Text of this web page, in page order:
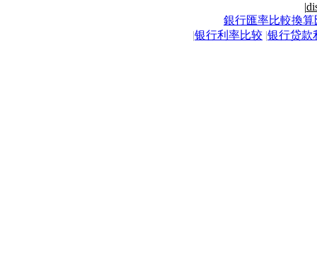
|
銀行匯率比較換算
|银行利率比较 |银行贷款